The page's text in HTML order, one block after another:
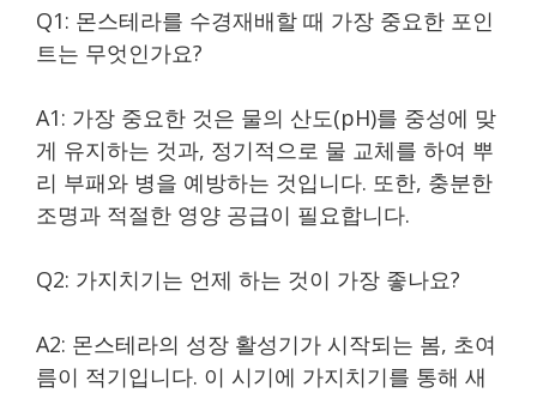
Q1: 몬스테라를 수경재배할 때 가장 중요한 포인
트는 무엇인가요?
A1: 가장 중요한 것은 물의 산도(pH)를 중성에 맞
게 유지하는 것과, 정기적으로 물 교체를 하여 뿌
리 부패와 병을 예방하는 것입니다. 또한, 충분한
조명과 적절한 영양 공급이 필요합니다.
Q2: 가지치기는 언제 하는 것이 가장 좋나요?
A2: 몬스테라의 성장 활성기가 시작되는 봄, 초여
름이 적기입니다. 이 시기에 가지치기를 통해 새